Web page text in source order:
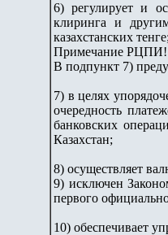
6) регулирует и
клиринга и
казахстанских
Примечание РЦПИ!
В подпункт 7)
7) в целях
очередность
банковских
Казахстан;
8) осуществляет
9) исключен
первого
10) обеспечивает